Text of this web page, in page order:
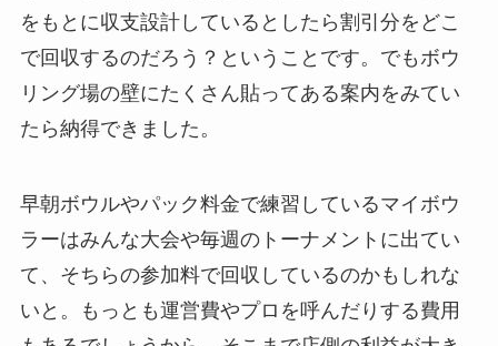
をもとに収支設計しているとしたら割引分をどこ
で回収するのだろう？ということです。でもボウ
リング場の壁にたくさん貼ってある案内をみてい
たら納得できました。
早朝ボウルやパック料金で練習しているマイボウ
ラーはみんな大会や毎週のトーナメントに出てい
て、そちらの参加料で回収しているのかもしれな
いと。もっとも運営費やプロを呼んだりする費用